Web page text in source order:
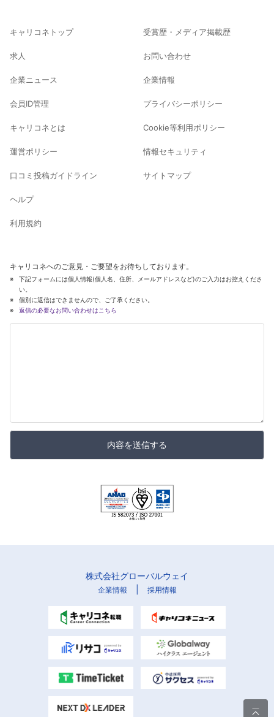
キャリコネトップ
求人
企業ニュース
会員ID管理
キャリコネとは
運営ポリシー
口コミ投稿ガイドライン
ヘルプ
利用規約
受賞歴・メディア掲載歴
お問い合わせ
企業情報
プライバシーポリシー
Cookie等利用ポリシー
情報セキュリティ
サイトマップ
キャリコネへのご意見・ご要望をお待ちしております。
下記フォームには個人情報(個人名、住所、メールアドレスなど)のご入力はお控えくださ
い。
個別に返信はできませんので、ご了承ください。
返信の必要なお問い合わせはこちら
内容を送信する
株式会社グローバルウェイ
企業情報 採用情報
